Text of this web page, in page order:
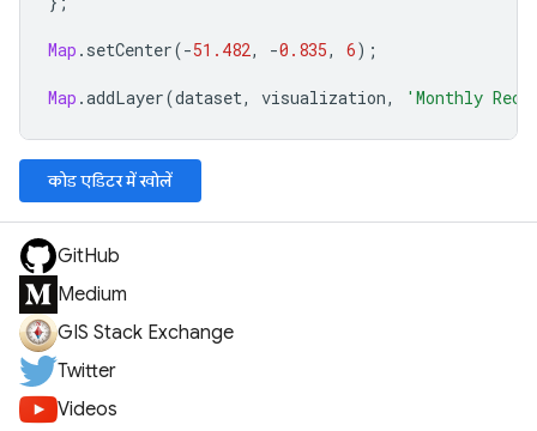
Map . setCenter(-51.482, -0.835, 6);
Map .addLayer(dataset, visualization, 'Monthly
कोड एडिटर में खोलें
GitHub
Medium
GIS Stack Exchange
Twitter
Videos